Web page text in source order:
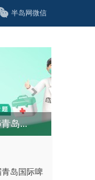
半岛网微信
岛...
岛国际啤